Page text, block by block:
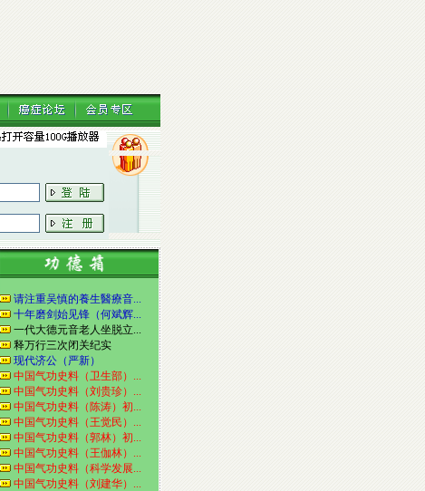
请注重吴慎的養生醫療音...
十年磨剑始见锋（何斌辉...
一代大德元音老人坐脱立...
释万行三次闭关纪实
现代济公（严新）
中国气功史料（卫生部）...
中国气功史料（刘贵珍）...
中国气功史料（陈涛）初...
中国气功史料（王觉民）...
中国气功史料（郭林）初...
中国气功史料（王伽林）...
中国气功史料（科学发展...
中国气功史料（刘建华）...